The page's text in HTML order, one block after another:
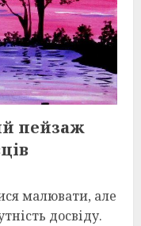
пейзаж
малювати, але
досвіду.